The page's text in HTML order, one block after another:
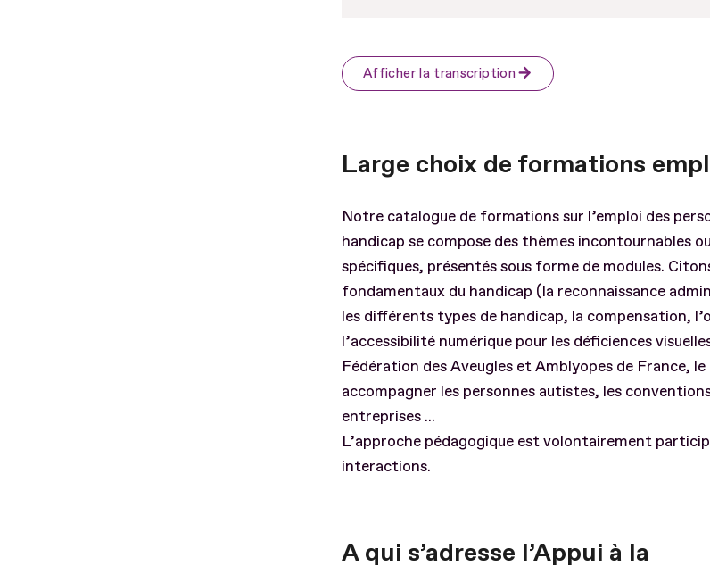
Afficher la transcription
Large choix de formations
Notre catalogue de formations sur l’emploi des
handicap se compose des thèmes incontournables
spécifiques, présentés sous forme de modules.
fondamentaux du handicap (la reconnaissance
les différents types de handicap, la compensation,
l’accessibilité numérique pour les déficiences
Fédération des Aveugles et Amblyopes de France,
accompagner les personnes autistes, les
entreprises ...
L’approche pédagogique est volontairement
interactions.
A qui s’adresse l’Appui à la